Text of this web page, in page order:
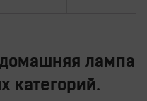
домашняя лампа
категорий.